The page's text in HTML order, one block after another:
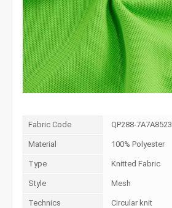
Fabric Code QP288-7A7A8523
Material 100% Polyester
Type Knitted Fabric
Style Mesh
Technics Circular knit